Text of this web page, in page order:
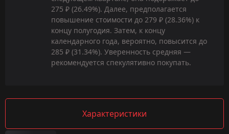
275 ₽ (26.49%). Далее, предполагается
повышение стоимости до 279 ₽ (28.36%) к
концу полугодия. Затем, к концу
календарного года, вероятно, повысится до
285 ₽ (31.34%). Уверенность средняя —
рекомендуется спекулятивно покупать.
Характеристики